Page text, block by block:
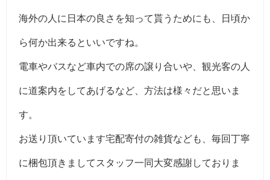
海外の人に日本の良さを知って貰うためにも、日頃か
ら何か出来るといいですね。
電車やバスなど車内での席の譲り合いや、観光客の人
に道案内をしてあげるなど、方法は様々だと思いま
す。
お送り頂いています宅配寄付の雑貨なども、毎回丁寧
に梱包頂きましてスタッフ一同大変感謝しておりま